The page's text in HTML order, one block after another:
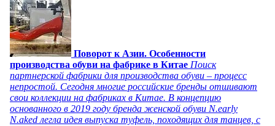
Поворот к Азии. Особенности
производства обуви на фабрике в Китае Поиск
партнерской фабрики для производства обуви – процесс
непростой. Сегодня многие российские бренды отшивают
свои коллекции на фабриках в Китае. В концепцию
основанного в 2019 году бренда женской обуви N.early
N.aked легла идея выпуска туфель, походящих для танцев, с